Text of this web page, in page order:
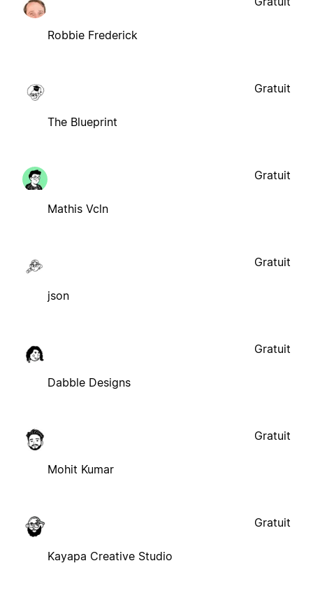
Robbie Frederick
The Blueprint
Gratuit
Mathis Vcln
Gratuit
json
Gratuit
Dabble Designs
Gratuit
Mohit Kumar
Gratuit
Kayapa Creative Studio
Gratuit